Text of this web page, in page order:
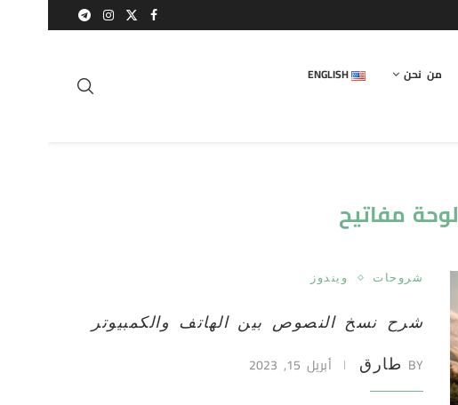
من نحن ENGLISH
لوحة مفاتيح
شروحات ويندوز
شرح نسخ النصوص بين الهاتف والكمبيوتر
BY طارق أبريل 15, 2023